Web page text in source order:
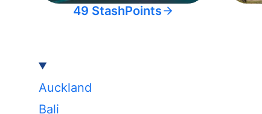
49 StashPoints
Auckland
Bali